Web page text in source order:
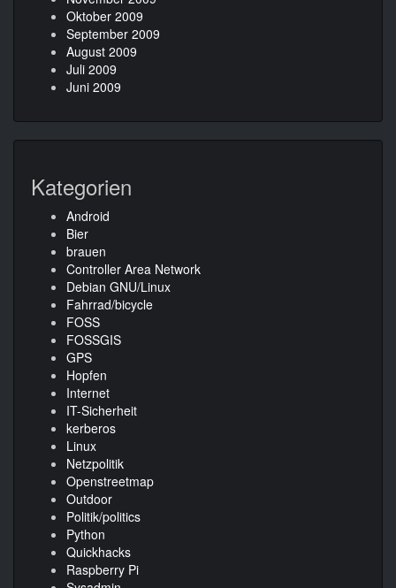
Oktober 2009
September 2009
August 2009
Juli 2009
Juni 2009
Kategorien
Android
Bier
brauen
Controller Area Network
Debian GNU/Linux
Fahrrad/bicycle
FOSS
FOSSGIS
GPS
Hopfen
Internet
IT-Sicherheit
kerberos
Linux
Netzpolitik
Openstreetmap
Outdoor
Politik/politics
Python
Quickhacks
Raspberry Pi